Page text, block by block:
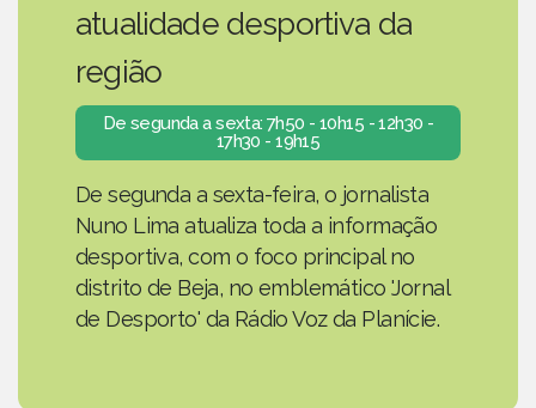
atualidade desportiva da
região
De segunda a sexta: 7h50 - 10h15 - 12h30 -
17h30 - 19h15
De segunda a sexta-feira, o jornalista
Nuno Lima atualiza toda a informação
desportiva, com o foco principal no
distrito de Beja, no emblemático 'Jornal
de Desporto' da Rádio Voz da Planície.